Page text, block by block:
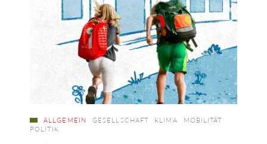
ALLGEMEIN GESELLSCHAFT KLIMA
MOBILITÄT
POLITIK